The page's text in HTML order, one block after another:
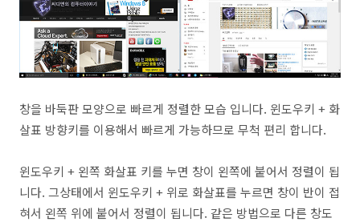
창을 바둑판 모양으로 빠르게 정렬한 모습 입니다. 윈도우키 + 화
살표 방향키를 이용해서 빠르게 가능하므로 무척 편리 합니다.
윈도우키 + 왼쪽 화살표 키를 누면 창이 왼쪽에 붙어서 정렬이 됩
니다. 그상태에서 윈도우키 + 위로 화살표를 누르면 창이 반이 접
혀서 왼쪽 위에 붙어서 정렬이 됩니다. 같은 방법으로 다른 창도